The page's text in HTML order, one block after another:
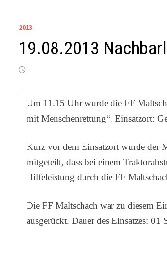
2013
19.08.2013
Um 11.15 Uhr wurde die FF
mit Menschenrettung“. Einsatzort:
Kurz vor dem Einsatzort wurde der
mitgeteilt, dass bei einem
Hilfeleistung durch die FF
Die FF Maltschach war zu diesem
ausgerückt. Dauer des Einsatzes: 01